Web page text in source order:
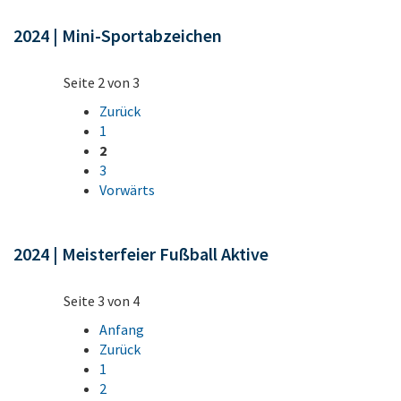
2024 | Mini-Sportabzeichen
Seite 2 von 3
Zurück
1
2
3
Vorwärts
2024 | Meisterfeier Fußball Aktive
Seite 3 von 4
Anfang
Zurück
1
2